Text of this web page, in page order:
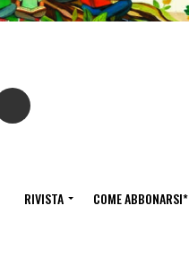
RIVISTA COME ABBONARSI*